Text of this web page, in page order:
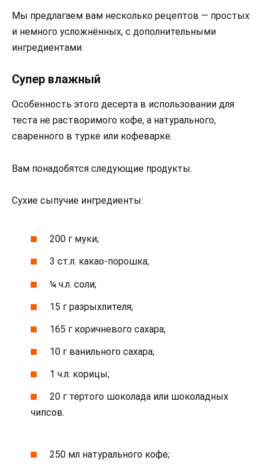
Мы предлагаем вам несколько рецептов — простых
и немного усложнённых, с дополнительными
ингредиентами.
Супер влажный
Особенность этого десерта в использовании для
теста не растворимого кофе, а натурального,
сваренного в турке или кофеварке.
Вам понадобятся следующие продукты.
Сухие сыпучие ингредиенты:
200 г муки;
3 ст.л. какао-порошка;
¼ ч.л. соли;
15 г разрыхлителя;
165 г коричневого сахара;
10 г ванильного сахара;
1 ч.л. корицы;
20 г тёртого шоколада или шоколадных
чипсов.
250 мл натурального кофе;